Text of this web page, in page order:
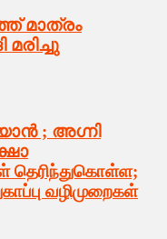
മാത്രം
; അഗ്നി
தெரிந்துகொள்ள;
வழிமுறைகள்